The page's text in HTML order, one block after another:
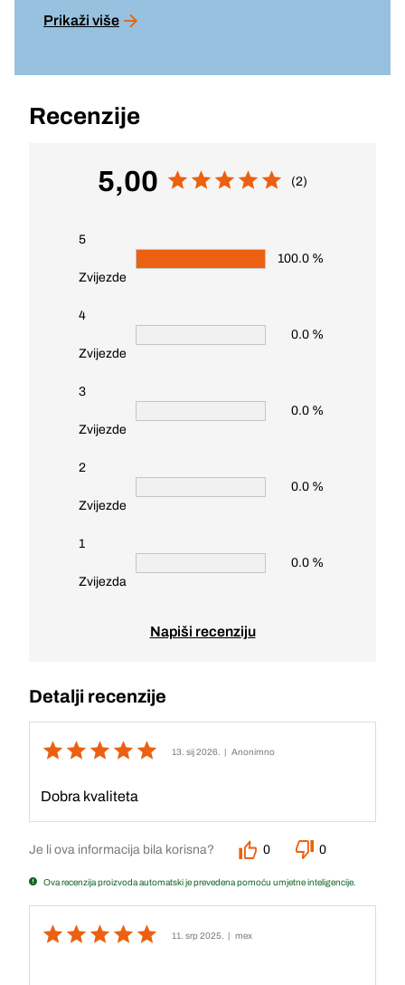
Prikaži više
Recenzije
5,00 (2)
5
Zvijezde
100.0 %
4
Zvijezde
0.0 %
3
Zvijezde
0.0 %
2
Zvijezde
0.0 %
1
Zvijezda
0.0 %
Napiši recenziju
Detalji recenzije
13. sij 2026. | Anonimno
Dobra kvaliteta
Je li ova informacija bila korisna? 0 0
Ova recenzija proizvoda automatski je prevedena pomoću umjetne inteligencije.
11. srp 2025. | mex